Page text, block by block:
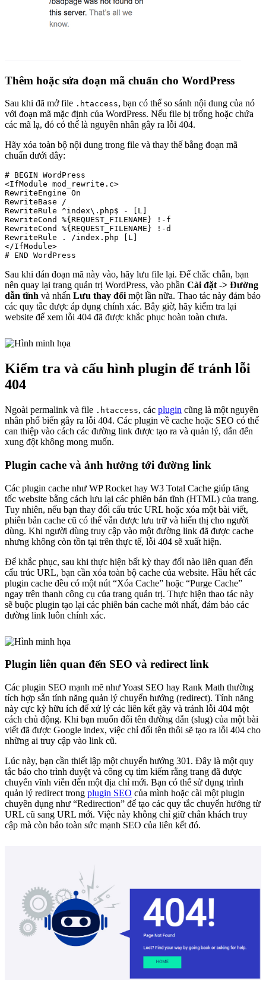
Thêm hoặc sửa đoạn mã chuẩn cho WordPress
Sau khi đã mở file .htaccess, bạn có thể so sánh nội dung của nó
với đoạn mã mặc định của WordPress. Nếu file bị trống hoặc chứa
các mã lạ, đó có thể là nguyên nhân gây ra lỗi 404.
Hãy xóa toàn bộ nội dung trong file và thay thế bằng đoạn mã
chuẩn dưới đây:
# BEGIN WordPress
<IfModule mod_rewrite.c>
RewriteEngine On
RewriteBase /
RewriteRule ^index\.php$ - [L]
RewriteCond %{REQUEST_FILENAME} !-f
RewriteCond %{REQUEST_FILENAME} !-d
RewriteRule . /index.php [L]
</IfModule>
Sau khi dán đoạn mã này vào, hãy lưu file lại. Để chắc chắn, bạn
nên quay lại trang quản trị WordPress, vào phần Cài đặt -> Đường
dẫn tĩnh và nhấn Lưu thay đổi một lần nữa. Thao tác này đảm bảo
các quy tắc được áp dụng chính xác. Bây giờ, hãy kiểm tra lại
website để xem lỗi 404 đã được khắc phục hoàn toàn chưa.
Kiểm tra và cấu hình plugin để tránh lỗi
404
Ngoài permalink và file .htaccess, các plugin cũng là một nguyên
nhân phổ biến gây ra lỗi 404. Các plugin về cache hoặc SEO có thể
can thiệp vào cách các đường link được tạo ra và quản lý, dẫn đến
xung đột không mong muốn.
Plugin cache và ảnh hưởng tới đường link
Các plugin cache như WP Rocket hay W3 Total Cache giúp tăng
tốc website bằng cách lưu lại các phiên bản tĩnh (HTML) của trang.
Tuy nhiên, nếu bạn thay đổi cấu trúc URL hoặc xóa một bài viết,
phiên bản cache cũ có thể vẫn được lưu trữ và hiển thị cho người
dùng. Khi người dùng truy cập vào một đường link đã được cache
nhưng không còn tồn tại trên thực tế, lỗi 404 sẽ xuất hiện.
Để khắc phục, sau khi thực hiện bất kỳ thay đổi nào liên quan đến
cấu trúc URL, bạn cần xóa toàn bộ cache của website. Hầu hết các
plugin cache đều có một nút “Xóa Cache” hoặc “Purge Cache”
ngay trên thanh công cụ của trang quản trị. Thực hiện thao tác này
sẽ buộc plugin tạo lại các phiên bản cache mới nhất, đảm bảo các
đường link luôn chính xác.
Plugin liên quan đến SEO và redirect link
Các plugin SEO mạnh mẽ như Yoast SEO hay Rank Math thường
tích hợp sẵn tính năng quản lý chuyển hướng (redirect). Tính năng
này cực kỳ hữu ích để xử lý các liên kết gãy và tránh lỗi 404 một
cách chủ động. Khi bạn muốn đổi tên đường dẫn (slug) của một bài
viết đã được Google index, việc chỉ đổi tên thôi sẽ tạo ra lỗi 404 cho
những ai truy cập vào link cũ.
Lúc này, bạn cần thiết lập một chuyển hướng 301. Đây là một quy
tắc báo cho trình duyệt và công cụ tìm kiếm rằng trang đã được
chuyển vĩnh viễn đến một địa chỉ mới. Bạn có thể sử dụng trình
quản lý redirect trong plugin SEO của mình hoặc cài một plugin
chuyên dụng như “Redirection” để tạo các quy tắc chuyển hướng từ
URL cũ sang URL mới. Việc này không chỉ giữ chân khách truy
cập mà còn bảo toàn sức mạnh SEO của liên kết đó.